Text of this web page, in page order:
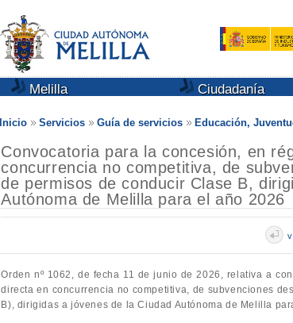
Melilla Ciudadanía
Inicio Servicios Guía de servicios Educación,
Convocatoria para la concesión, en
concurrencia no competitiva, de
de permisos de conducir Clase B,
Autónoma de Melilla para el año 2026
Orden nº 1062, de fecha 11 de junio de 2026, relativa a
directa en concurrencia no competitiva, de subvenciones
B), dirigidas a jóvenes de la Ciudad Autónoma de Melilla